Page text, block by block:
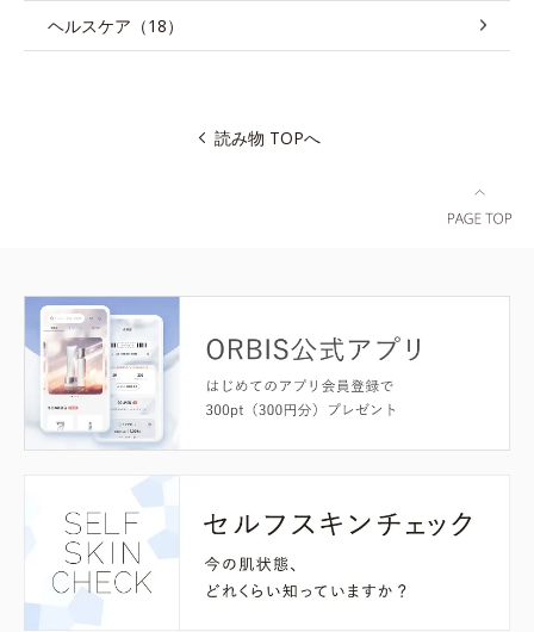
ヘルスケア（18）
読み物 TOPへ